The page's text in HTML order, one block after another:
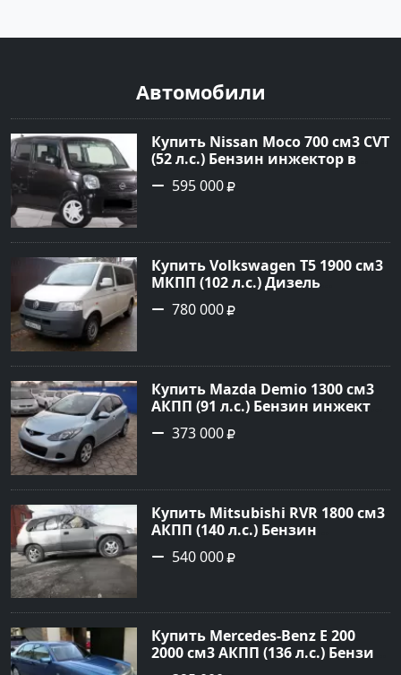
Автомобили
Купить Nissan Moco 700 см3 CVT
(52 л.с.) Бензин инжектор в
Кропоткин: цвет Коричневый
Хетчбэк 2014 года по цене
595 000
Купить Volkswagen Т5 1900 см3
МКПП (102 л.с.) Дизель
турбонаддув в Кропоткин:
цвет белый Микроавтобус 2007
Авторынок23
780 000
Купить Mazda Demio 1300 см3
АКПП (91 л.с.) Бензин инжектор
в Краснодар: цвет голубой
Хетчбэк 2010 года по цене
373 000
Купить Mitsubishi RVR 1800 см3
АКПП (140 л.с.) Бензин
инжектор в Тихорецк: цвет
Серый Минивэн 1998 года по
Авторынок23
540 000
Купить Mercedes-Benz E 200
2000 см3 АКПП (136 л.с.) Бензин
инжектор в Новороссийск: